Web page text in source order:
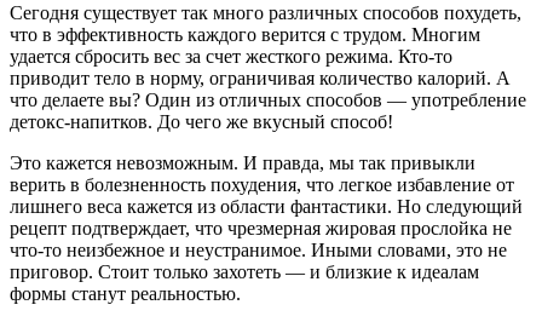
Сегодня существует так много различных способов похудеть,
что в эффективность каждого верится с трудом. Многим
удается сбросить вес за счет жесткого режима. Кто-то
приводит тело в норму, ограничивая количество калорий. А
что делаете вы? Один из отличных способов — употребление
детокс-напитков. До чего же вкусный способ!
Это кажется невозможным. И правда, мы так привыкли
верить в болезненность похудения, что легкое избавление от
лишнего веса кажется из области фантастики. Но следующий
рецепт подтверждает, что чрезмерная жировая прослойка не
что-то неизбежное и неустранимое. Иными словами, это не
приговор. Стоит только захотеть — и близкие к идеалам
формы станут реальностью.